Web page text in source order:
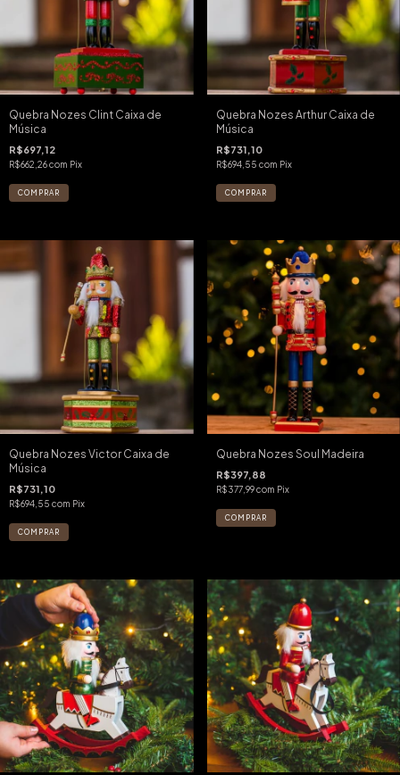
Quebra Nozes Clint Caixa de
Música
R$697,12
R$662,26com Pix
Quebra Nozes Arthur Caixa de
Música
R$731,10
R$694,55 com Pix
Quebra Nozes Victor Caixa de
Música
R$731,10
R$694,55 com Pix
Quebra Nozes Soul Madeira
R$397,88
R$377,99com Pix